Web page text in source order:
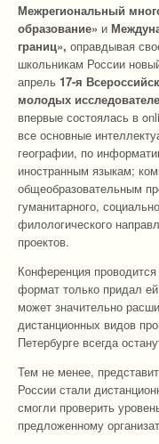
Межрегиональный
образование» и
границ», оправдывая
школьникам России
апрель 17-я
молодых
впервые состоялась в
все основные
географии, по
иностранным языкам;
общеобразовательным
гуманитарного,
филологического
проектов.
Конференция
формат только придал
может значительно
дистанционных видов
Петербурге всегда
Тем не менее,
России стали
смогли проверить
предложенному